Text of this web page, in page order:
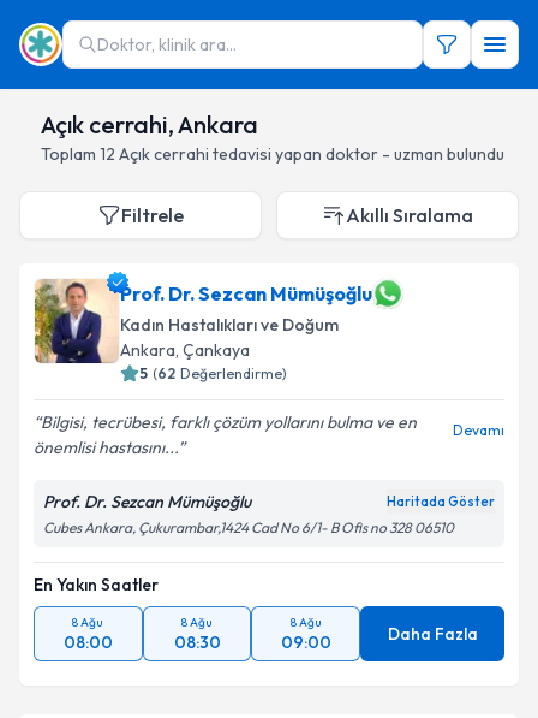
Doktor, klinik ara...
Açık cerrahi, Ankara
Toplam 12 Açık cerrahi tedavisi yapan doktor - uzman bulundu
Filtrele Akıllı Sıralama
Prof. Dr. Sezcan Mümüşoğlu
Kadın Hastalıkları ve Doğum
Ankara, Çankaya
5 (62 Değerlendirme)
Bilgisi, tecrübesi, farklı çözüm yollarını bulma ve en
önemlisi hastasını...
Devamı
Prof. Dr. Sezcan Mümüşoğlu Haritada Göster
Cubes Ankara, Çukurambar,1424 Cad No 6/1- B Ofis no 328 06510
En Yakın Saatler
8 Ağu
08:00
8 Ağu
08:30
8 Ağu
09:00 Daha Fazla